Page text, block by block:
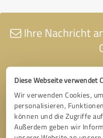
Diese Webseite verwendet
Wir verwenden Cookies,
personalisieren,
können und die Zugriffe
Außerdem geben wir
Ihre Nachricht